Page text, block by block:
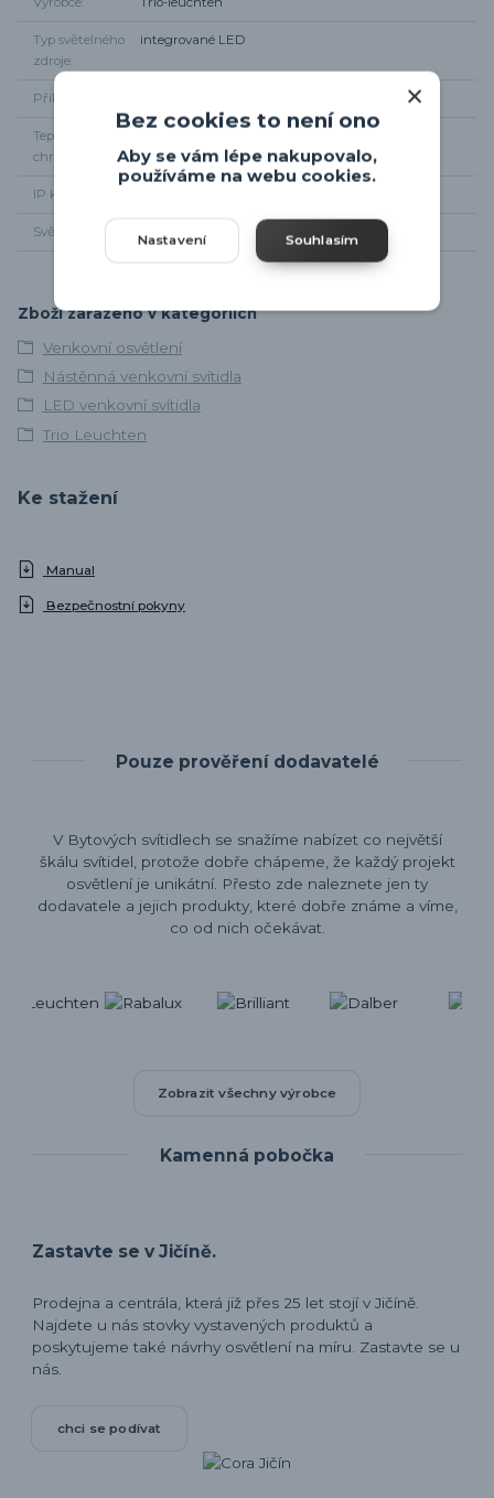
Typ světelného
zdroje
integrované LED
Příkon
Teplota
chromatičnosti
IP krytí
Světelný tok 2 x 200lm
Zboží zařazeno v kategoriích
Venkovní osvětlení
Nástěnná venkovní svítidla
LED venkovní svítidla
Trio Leuchten
Ke stažení
Manual
Bezpečnostní pokyny
Pouze prověření dodavatelé
V Bytových svítidlech se snažíme nabízet co největší
škálu svítidel, protože dobře chápeme, že každý projekt
osvětlení je unikátní. Přesto zde naleznete jen ty
dodavatele a jejich produkty, které dobře známe a víme,
co od nich očekávat.
Zobrazit všechny výrobce
Kamenná pobočka
Zastavte se v Jičíně.
Prodejna a centrála, která již přes 25 let stojí v Jičíně.
Najdete u nás stovky vystavených produktů a
poskytujeme také návrhy osvětlení na míru. Zastavte se u
nás.
chci se podívat
Bez cookies to není ono
Aby se vám lépe nakupovalo,
používáme na webu cookies.
Nastavení Souhlasím